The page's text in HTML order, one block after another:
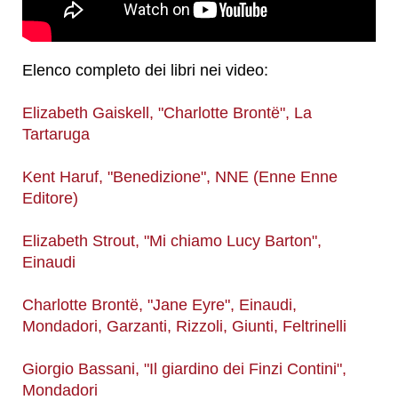
Elenco completo dei libri nei video:
Elizabeth Gaiskell, "Charlotte Brontë", La
Tartaruga
Kent Haruf, "Benedizione", NNE (Enne Enne
Editore)
Elizabeth Strout, "Mi chiamo Lucy Barton",
Einaudi
Charlotte Brontë, "Jane Eyre", Einaudi,
Mondadori, Garzanti, Rizzoli, Giunti, Feltrinelli
Giorgio Bassani, "Il giardino dei Finzi Contini",
Mondadori